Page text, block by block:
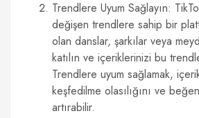
Trendlere Uyum Sağlayın:
değişen trendlere sahip bir
olan danslar, şarkılar veya
katılın ve içeriklerinizi bu
Trendlere uyum sağlamak,
keşfedilme olasılığını ve
artırabilir.